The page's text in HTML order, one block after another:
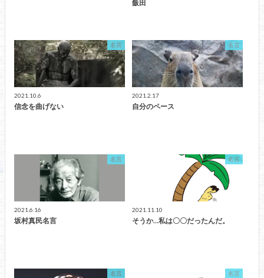
飯田
名言
2021.10.6
信念を曲げない
名言
2021.2.17
自分のペース
名言
2021.6.16
坂村真民名言
名言
2021.11.10
そうか…私は〇〇だったんだ。
名言 名言